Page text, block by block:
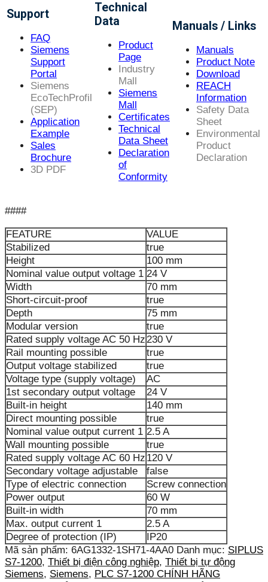
Support
FAQ
Siemens
Support
Portal
Siemens
EcoTechProfil
(SEP)
Application
Example
Sales
Brochure
3D PDF
Technical
Data
Product
Page
Industry
Mall
Siemens
Mall
Certificates
Technical
Data Sheet
Declaration
of
Conformity
Manuals / Links
Manuals
Product Note
Download
REACH
Information
Safety Data
Sheet
Environmental
Product
Declaration
####
FEATURE
VALUE
Stabilized
true
Height
100 mm
Nominal value output voltage 1 24 V
Width
70 mm
Short-circuit-proof
true
Depth
75 mm
Modular version
true
Rated supply voltage AC 50 Hz 230 V
Rail mounting possible
true
Output voltage stabilized
true
Voltage type (supply voltage)
AC
1st secondary output voltage
24 V
Built-in height
140 mm
Direct mounting possible
true
Nominal value output current 1 2.5 A
Wall mounting possible
true
Rated supply voltage AC 60 Hz 120 V
Secondary voltage adjustable
false
Type of electric connection
Screw connection
Power output
60 W
Built-in width
70 mm
Max. output current 1
2.5 A
Degree of protection (IP)
IP20
Mã sản phẩm: 6AG1332-1SH71-4AA0 Danh mục: SIPLUS
S7-1200, Thiết bị điện công nghiệp, Thiết bị tự động
Siemens, Siemens, PLC S7-1200 CHÍNH HÃNG